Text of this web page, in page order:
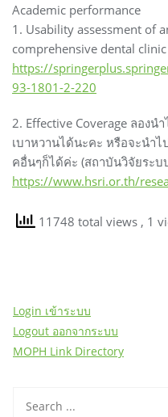
Academic performance
1. Usability assessment of
comprehensive dental clinic
https://
93-1801-2-220
2. Effective Coverage ลอง
เบาหวานได้นะคะ หรือจะนำ
คอื่นๆก็ได้ค่ะ (สถาบันวิจัยระ
https://www.hsri.or.th/
11748 total views , 1
Login เข้าระบบ
Logout ออกจากระบบ
MOPH Link Directory